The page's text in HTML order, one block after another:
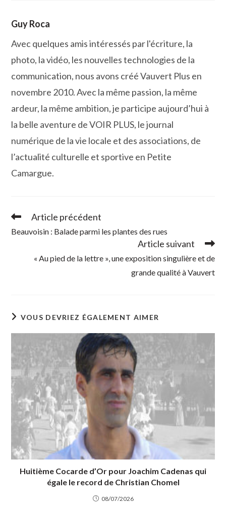
Guy Roca
Avec quelques amis intéressés par l'écriture, la
photo, la vidéo, les nouvelles technologies de la
communication, nous avons créé Vauvert Plus en
novembre 2010. Avec la même passion, la même
ardeur, la même ambition, je participe aujourd’hui à
la belle aventure de VOIR PLUS, le journal
numérique de la vie locale et des associations, de
l’actualité culturelle et sportive en Petite
Camargue.
Read
articles
Article précédent
Beauvoisin : Balade parmi les plantes des rues
Article suivant
« Au pied de la lettre », une exposition singulière et de
grande qualité à Vauvert
VOUS DEVRIEZ ÉGALEMENT AIMER
Huitième Cocarde d’Or pour Joachim Cadenas qui
égale le record de Christian Chomel
08/07/2026